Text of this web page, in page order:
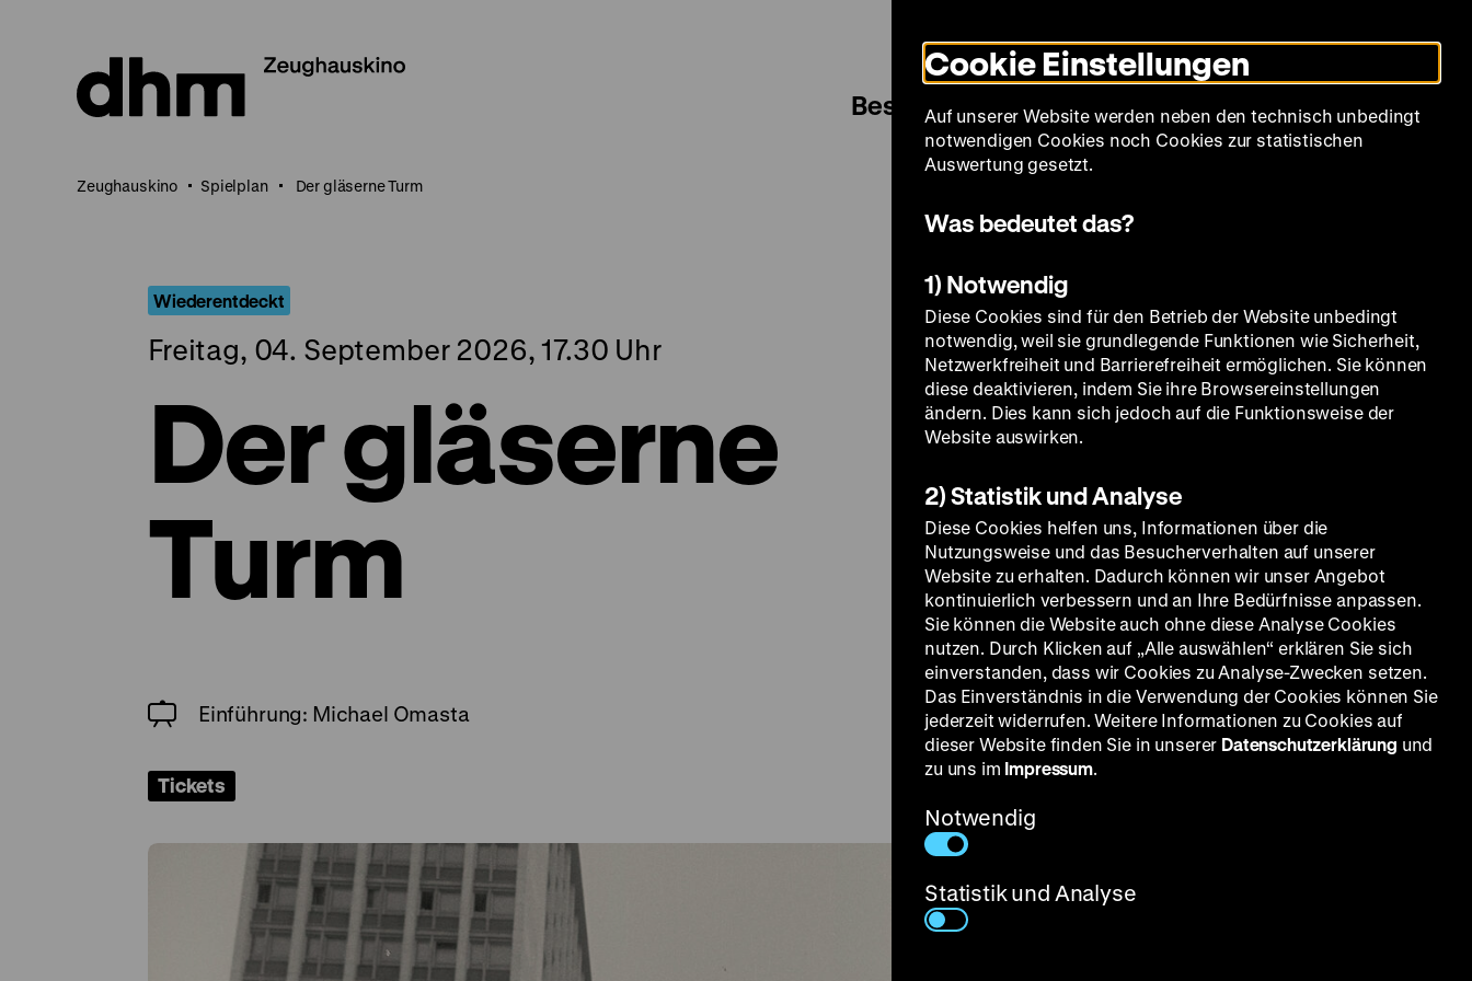
Seiteninhalt
springen
Modus
umschalten
Sprache
Besuch Spielplan Filmreihen Über uns
Zeughauskino Spielplan Der gläserne Turm
Wiederentdeckt
Freitag, 04. September 2026, 17.30 Uhr
Der gläserne
Turm
Einführung: Michael Omasta
Tickets
Cookie Einstellungen
Auf unserer Website werden neben den technisch unbedingt
notwendigen Cookies noch Cookies zur statistischen
Auswertung gesetzt.
Was bedeutet das?
1) Notwendig
Diese Cookies sind für den Betrieb der Website unbedingt
notwendig, weil sie grundlegende Funktionen wie Sicherheit,
Netzwerkfreiheit und Barrierefreiheit ermöglichen. Sie können
diese deaktivieren, indem Sie ihre Browsereinstellungen
ändern. Dies kann sich jedoch auf die Funktionsweise der
Website auswirken.
2) Statistik und Analyse
Diese Cookies helfen uns, Informationen über die
Nutzungsweise und das Besucherverhalten auf unserer
Website zu erhalten. Dadurch können wir unser Angebot
kontinuierlich verbessern und an Ihre Bedürfnisse anpassen.
Sie können die Website auch ohne diese Analyse Cookies
nutzen. Durch Klicken auf „Alle auswählen“ erklären Sie sich
einverstanden, dass wir Cookies zu Analyse-Zwecken setzen.
Das Einverständnis in die Verwendung der Cookies können Sie
jederzeit widerrufen. Weitere Informationen zu Cookies auf
dieser Website finden Sie in unserer Datenschutzerklärung und
zu uns im Impressum.
Notwendig
Statistik und Analyse